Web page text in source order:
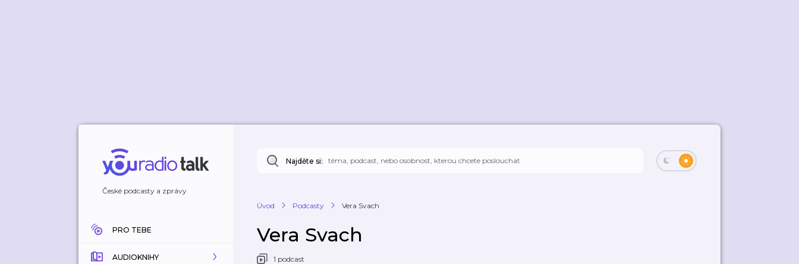
České podcasty a zprávy
PRO TEBE
AUDIOKNIHY
Najděte si:
Úvod Podcasty Vera Svach
Vera Svach
1 podcast